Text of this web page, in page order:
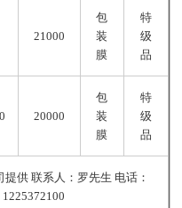
21000
包
装
膜
特
级
品
20000
包
装
膜
特
级
品
供 联系人：罗先生 电话：